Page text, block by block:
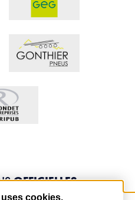
OFFICIELLES
cookies.